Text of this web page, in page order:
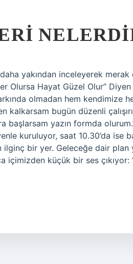
yakından inceleyerek
Olursa Hayat Güzel Olur”
olmadan hem kendimize
kalkarsam bugün düzenli
başlarsam yazın formda
kuruluyor, saat 10.30’da ise
bir yer. Geleceğe dair plan
içimizden küçük bir ses çıkıyor: